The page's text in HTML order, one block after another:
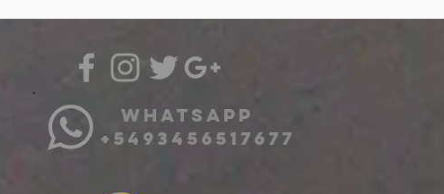
+5493456517677
whatsapp